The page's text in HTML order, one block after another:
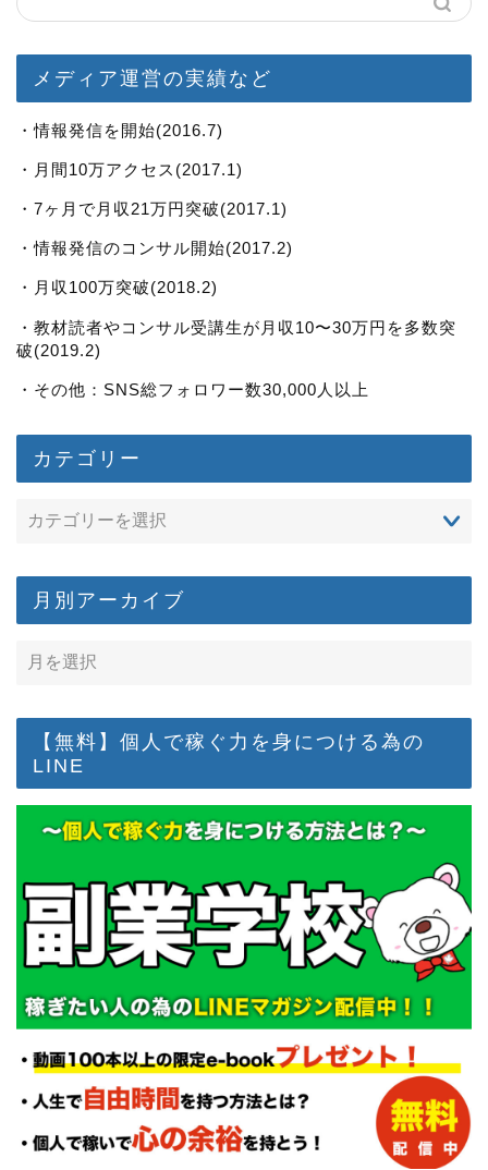
メディア運営の実績など
・情報発信を開始(2016.7)
・月間10万アクセス(2017.1)
・7ヶ月で月収21万円突破(2017.1)
・情報発信のコンサル開始(2017.2)
・月収100万突破(2018.2)
・教材読者やコンサル受講生が月収10〜30万円を多数突
破(2019.2)
・その他：SNS総フォロワー数30,000人以上
カテゴリー
月別アーカイブ
【無料】個人で稼ぐ力を身につける為の
LINE